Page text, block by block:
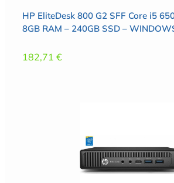
HP EliteDesk 800 G2 SFF Core i5
8GB RAM – 240GB SSD –
182,71 €